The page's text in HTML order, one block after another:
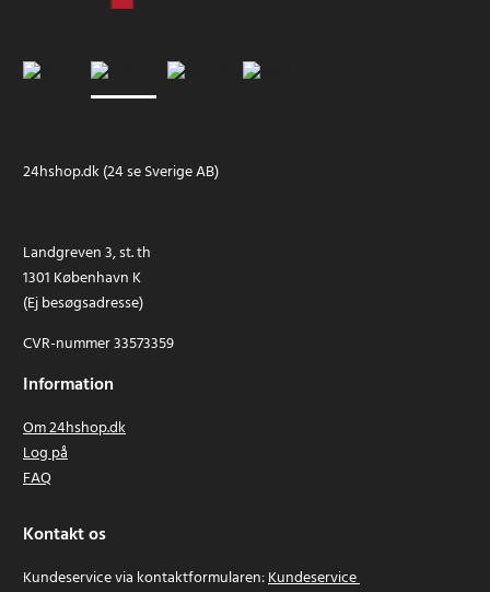
24hshop.dk (24 se Sverige AB)
Landgreven 3, st. th
1301 København K
(Ej besøgsadresse)
CVR-nummer 33573359
Information
Om 24hshop.dk
Log på
FAQ
Kontakt os
Kundeservice via kontaktformularen:Kundeservice